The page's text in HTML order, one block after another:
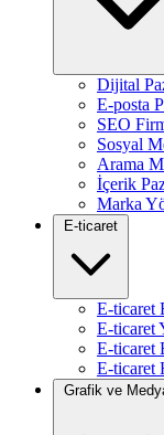
Dijital
E-posta
SEO
Sosyal
Arama
İçerik
Marka
E-ticaret
E-ticaret
E-ticaret
E-ticaret
E-ticaret
Grafik ve